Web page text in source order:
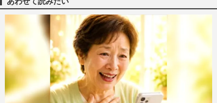
山下真奈良県知事が引き受け拒否した“迷
いシカ”を保護した横山英幸大阪市長、人
情と商売と政治センスの差…
週刊女性PRIME 2026/3/27
BTS 4年ぶり再始動でなぜ人気維持？ 綿密
戦略と兵役めぐる世論の真実